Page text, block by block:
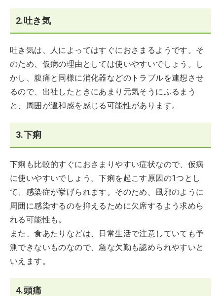
2.吐き気
吐き気は、人によってはすぐにおさまるようです。そ
のため、仮病の理由としては使いやすいでしょう。し
かし、腹痛と同様に消化器などのトラブルを連想させ
るので、出社したときにあまり元気そうにふるまう
と、周囲が違和感を感じる可能性があります。
3.下痢
下痢も比較的すぐにおさまりやすい症状なので、仮病
に使いやすいでしょう。下痢を起こす原因の1つとし
て、感染症が挙げられます。そのため、風邪のように
周囲に感染するのを抑えるために欠席するよう求めら
れる可能性も。
また、食あたりなどは、日常生活で注意していても予
測できないものなので、急な欠勤も認められやすいと
いえます。
4.頭痛